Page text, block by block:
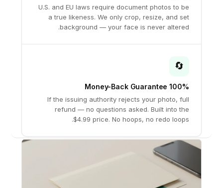
U.S. and EU laws require document photos to be
a true likeness. We only crop, resize, and set
background — your face is never altered.
🔄
100% Money-Back Guarantee
If the issuing authority rejects your photo, full
refund — no questions asked. Built into the
$4.99 price. No hoops, no redo loops.